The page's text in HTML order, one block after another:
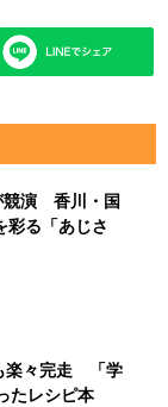
競演 香川・国
彩る「あじさ
楽々完走 「学
たレシピ本